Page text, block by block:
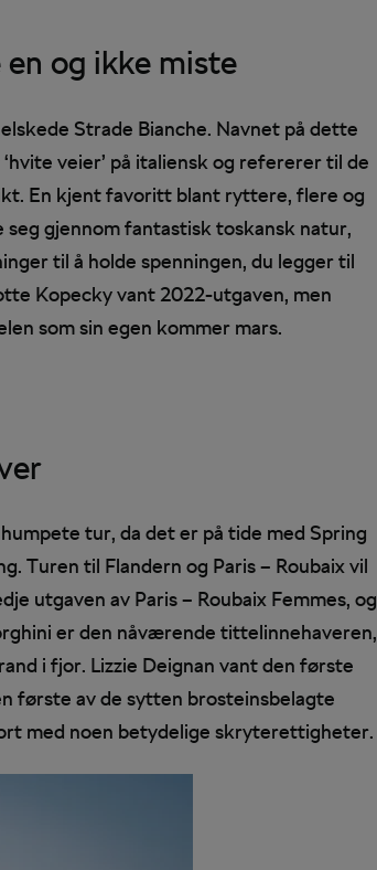
og ikke miste
Strade Bianche. Navnet på dette
veier’ på italiensk og refererer til de
En kjent favoritt blant ryttere, flere og
gjennom fantastisk toskansk natur,
til å holde spenningen, du legger til
Kopecky vant 2022-utgaven, men
som sin egen kommer mars.
tur, da det er på tide med Spring
Turen til Flandern og Paris – Roubaix vil
utgaven av Paris – Roubaix Femmes, og
er den nåværende tittelinnehaveren,
i fjor. Lizzie Deignan vant den første
første av de sytten brosteinsbelagte
med noen betydelige skryterettigheter.